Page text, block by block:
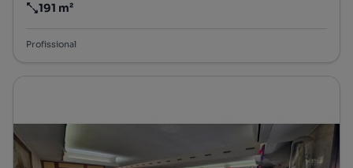
Preço por metro quadrado
191 m²
Profissional